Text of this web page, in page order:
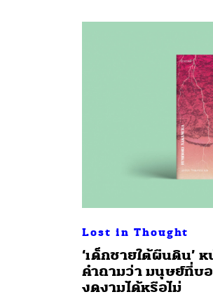
Lost in Thought
‘เด็กชายใต้ผืนดิน’
คำถามว่า มนุษย์ที่บ
งดงามได้หรือไม่